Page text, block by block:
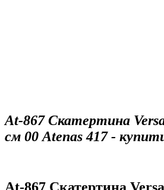
At-867 Скатертина
см 00 Atenas 417 -
At-867 Скатертина